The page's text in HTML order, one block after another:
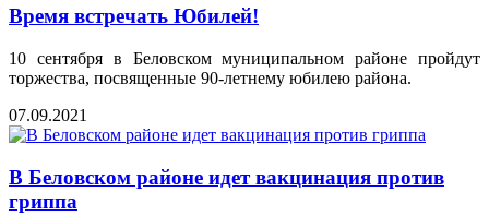
Время встречать Юбилей!
10 сентября в Беловском муниципальном районе пройдут
торжества, посвященные 90-летнему юбилею района.
07.09.2021
В Беловском районе идет вакцинация против
гриппа